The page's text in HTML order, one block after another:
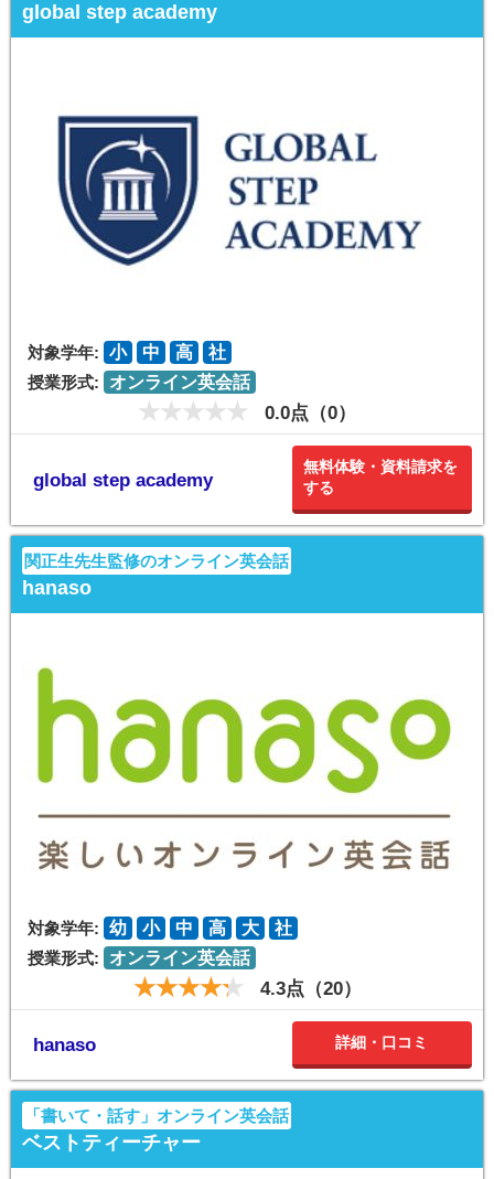
global step academy
対象学年: 小 中 高
社
授業形式:
オンライン英会話
0.0点（0）
global step academy
無料体験・資料請求を
する
関正生先生監修のオンライン英会話
hanaso
対象学年: 幼 小 中 高 大
社
授業形式:
オンライン英会話
4.3点（20）
hanaso 詳細・口コミ
「書いて・話す」オンライン英会話
ベストティーチャー